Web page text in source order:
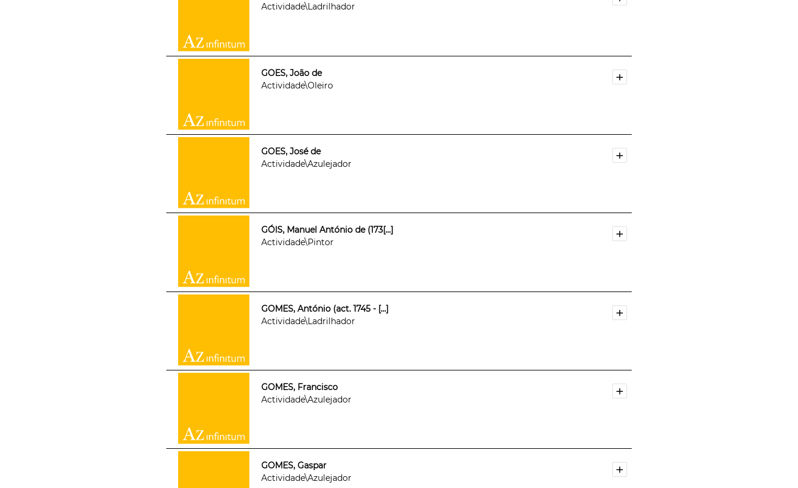
Actividade\Ladrilhador
GOES, João de
Actividade\Oleiro
GOES, José de
Actividade\Azulejador
GÓIS, Manuel António de (173[...]
Actividade\Pintor
GOMES, António (act. 1745 - [...]
Actividade\Ladrilhador
GOMES, Francisco
Actividade\Azulejador
GOMES, Gaspar
Actividade\Azulejador